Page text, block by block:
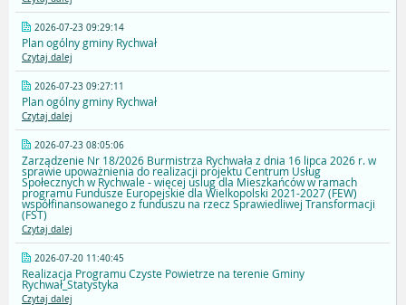
2026-07-23 09:29:14
Plan ogólny gminy Rychwał
Czytaj dalej
2026-07-23 09:27:11
Plan ogólny gminy Rychwał
Czytaj dalej
2026-07-23 08:05:06
Zarządzenie Nr 18/2026 Burmistrza Rychwała z dnia 16 lipca 2026 r. w
sprawie upoważnienia do realizacji projektu Centrum Usług
Społecznych w Rychwale - więcej uslug dla Mieszkańców w ramach
programu Fundusze Europejskie dla Wielkopolski 2021-2027 (FEW)
współfinansowanego z funduszu na rzecz Sprawiedliwej Transformacji
(FST)
Czytaj dalej
2026-07-20 11:40:45
Realizacja Programu Czyste Powietrze na terenie Gminy
Rychwał_Statystyka
Czytaj dalej